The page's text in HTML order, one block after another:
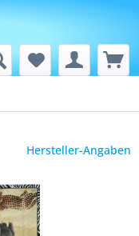
Hersteller-Angaben